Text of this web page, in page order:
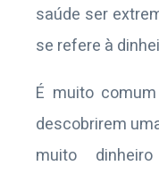
saúde ser
se refere à
É muito
descobrirem
muito